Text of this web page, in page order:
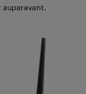
auparavant.